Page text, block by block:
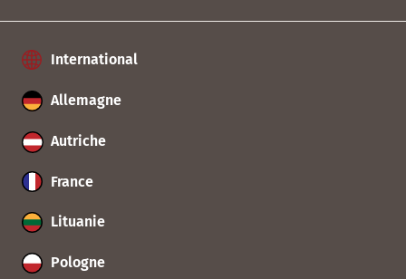
International
Allemagne
Autriche
France
Lituanie
Pologne